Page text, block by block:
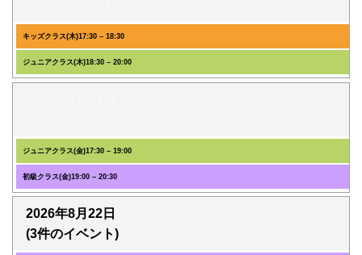
キッズクラス(木)17:30 – 18:30
ジュニアクラス(木)18:30 – 20:00
ジュニアクラス(金)17:30 – 19:00
初級クラス(金)19:00 – 20:30
2026年8月22日
(3件のイベント)